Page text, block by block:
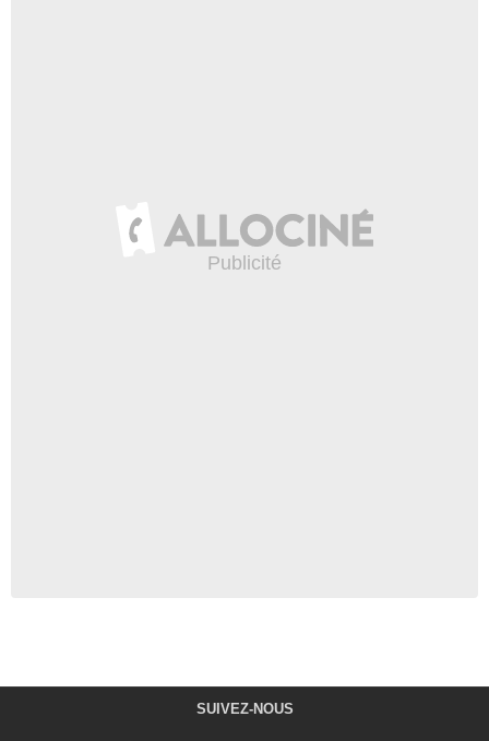
SUIVEZ-NOUS